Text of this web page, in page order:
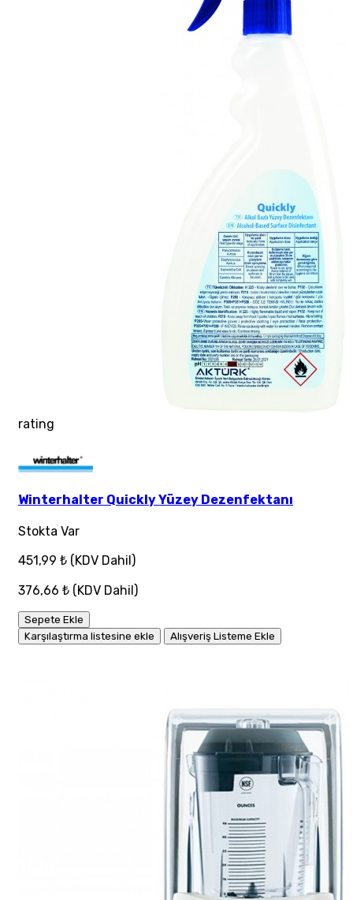
rating
Winterhalter Quickly Yüzey Dezenfektanı
Stokta Var
451,99 ₺ (KDV Dahil)
376,66 ₺ (KDV Dahil)
Sepete Ekle
Karşılaştırma listesine ekle
Alışveriş Listeme Ekle